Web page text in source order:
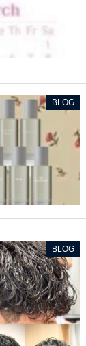
BLOG
BLOG